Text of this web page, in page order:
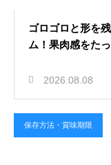
ゴロゴロと形を
ム！果肉感をた
2026.08.08
保存方法・賞味期限